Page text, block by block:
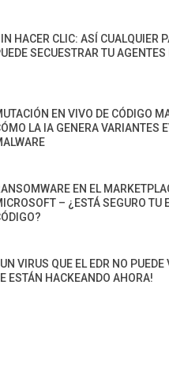
HACER CLIC: ASÍ CUALQUIER
SECUESTRAR TU AGENTES
EN VIVO DE CÓDIGO
LA IA GENERA VARIANTES
EN EL
– ¿ESTÁ SEGURO TU
VIRUS QUE EL EDR NO PUEDE
ESTÁN HACKEANDO AHORA!